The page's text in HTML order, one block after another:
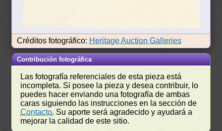
Créditos fotográfico: Heritage Auction Galleries
Contribución fotográfica
Las fotografía referenciales de esta pieza está
incompleta. Si posee la pieza y desea contribuir, lo
puedes hacer enviando una fotografía de ambas
caras siguiendo las instrucciones en la sección de
Contacto. Su aporte será agradecido y ayudará a
mejorar la calidad de este sitio.